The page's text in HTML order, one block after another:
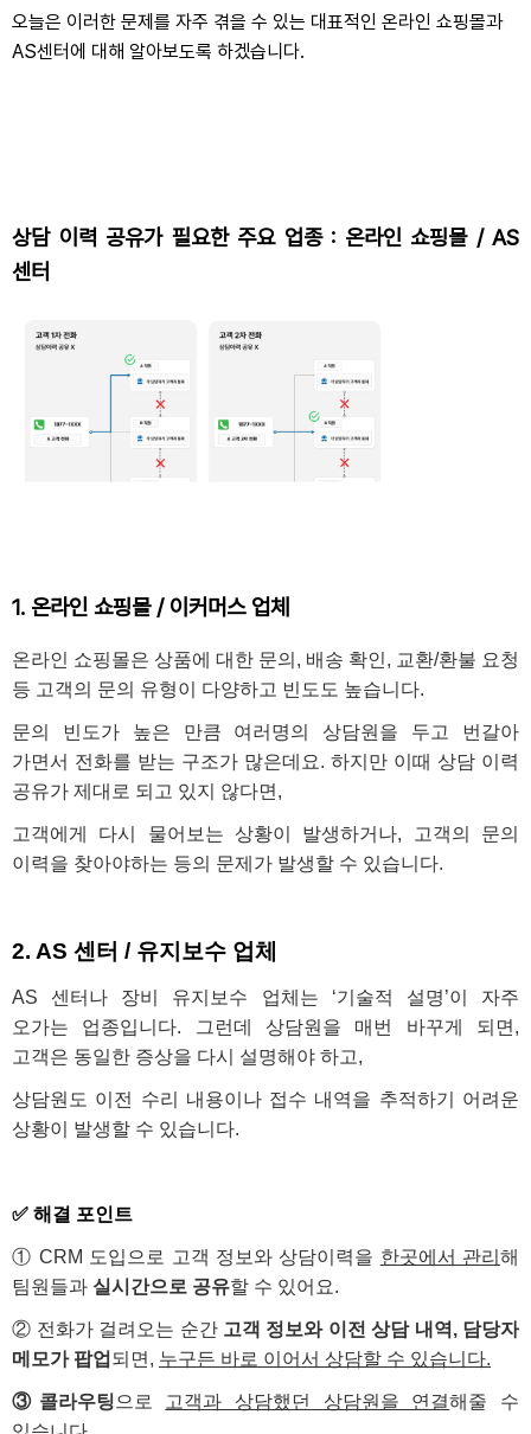
오늘은 이러한 문제를 자주 겪을 수 있는 대표적인 온라인 쇼핑몰과
AS센터에 대해 알아보도록 하겠습니다.
상담 이력 공유가 필요한 주요 업종 : 온라인 쇼핑몰 / AS
센터
1. 온라인 쇼핑몰 / 이커머스 업체
온라인 쇼핑몰은 상품에 대한 문의, 배송 확인, 교환/환불 요청
등 고객의 문의 유형이 다양하고 빈도도 높습니다.
문의 빈도가 높은 만큼 여러명의 상담원을 두고 번갈아
가면서 전화를 받는 구조가 많은데요. 하지만 이때 상담 이력
공유가 제대로 되고 있지 않다면,
고객에게 다시 물어보는 상황이 발생하거나, 고객의 문의
이력을 찾아야하는 등의 문제가 발생할 수 있습니다.
2. AS 센터 / 유지보수 업체
AS 센터나 장비 유지보수 업체는 ‘기술적 설명’이 자주
오가는 업종입니다. 그런데 상담원을 매번 바꾸게 되면,
고객은 동일한 증상을 다시 설명해야 하고,
상담원도 이전 수리 내용이나 접수 내역을 추적하기 어려운
상황이 발생할 수 있습니다.
✅ 해결 포인트
① CRM 도입으로 고객 정보와 상담이력을 한곳에서 관리 해
팀원들과 실시간으로 공유할 수 있어요.
② 전화가 걸려오는 순간 고객 정보와 이전 상담 내역, 담당자
메모가 팝업 되면, 누구든 바로 이어서 상담할 수 있습니다.
③ 콜라우팅으로 고객과 상담했던 상담원을 연결해줄 수